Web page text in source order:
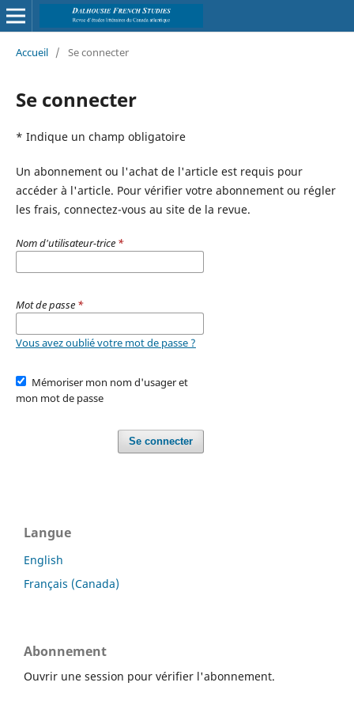
Accueil / Se connecter
Se connecter
* Indique un champ obligatoire
Un abonnement ou l'achat de l'article est requis pour
accéder à l'article. Pour vérifier votre abonnement ou régler
les frais, connectez-vous au site de la revue.
Nom d'utilisateur-trice *
Mot de passe *
Vous avez oublié votre mot de passe ?
Mémoriser mon nom d'usager et
mon mot de passe
Se connecter
Langue
English
Français (Canada)
Abonnement
Ouvrir une session pour vérifier l'abonnement.